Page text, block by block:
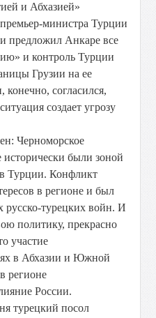
и Абхазией»
министра Турции
предложил Анкаре все
и контроль Турции
Грузии на ее
конечно, согласился,
создает угрозу
Черноморское
исторически были зоной
Турции. Конфликт
в регионе и был
турецких войн. И
политику, прекрасно
участие
в Абхазии и Южной
регионе
России.
турецкий посол